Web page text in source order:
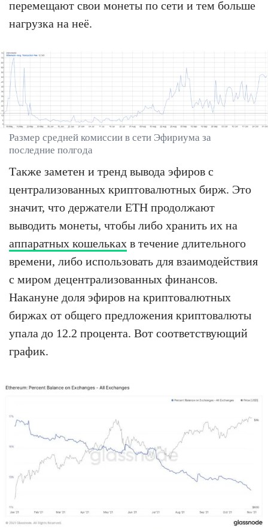
перемещают свои монеты по сети и тем больше
нагрузка на неё.
Размер средней комиссии в сети Эфириума за
последние полгода
Также заметен и тренд вывода эфиров с
централизованных криптовалютных бирж. Это
значит, что держатели ETH продолжают
выводить монеты, чтобы либо хранить их на
аппаратных кошельках в течение длительного
времени, либо использовать для взаимодействия
с миром децентрализованных финансов.
Накануне доля эфиров на криптовалютных
биржах от общего предложения криптовалюты
упала до 12.2 процента. Вот соответствующий
график.